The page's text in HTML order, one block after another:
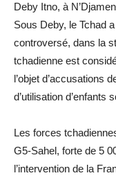
Deby Itno, à
Sous Deby, le Tchad
controversé, dans la
tchadienne est
l’objet d’accusations
d’utilisation d’enfants
Les forces
G5-Sahel, forte de 5
l’intervention de la